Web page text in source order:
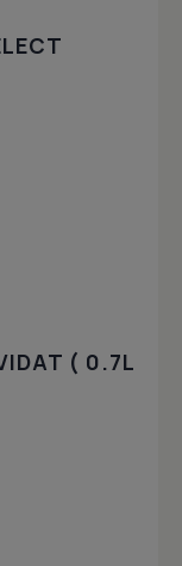
( 0.7L